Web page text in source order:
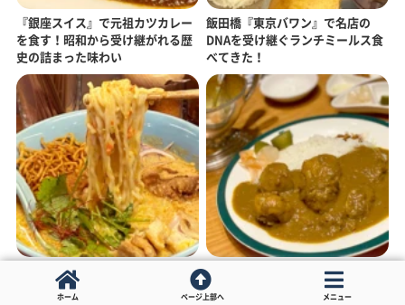
『銀座スイス』で元祖カツカレー
を食す！昭和から受け継がれる歴
史の詰まった味わい
飯田橋『東京バワン』で名店の
DNAを受け継ぐランチミールス食
べてきた！
東京駅『ヌードルハウスランドリ
ー』でカオソーイ食べてきた。ガ
『新宿中村屋 Manna（マンナ）』
で90年の歴史を誇るインドカレー
ホーム ページ上部へ メニュー